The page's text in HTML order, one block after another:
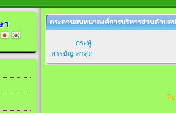
กระดานสนทนาองค์การบริหารส่วนตำบล
สารบัญ
กระทู้
ล่าสุด
า